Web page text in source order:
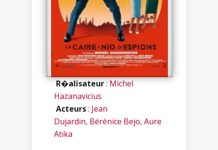
R�alisateur:Michel
Hazanavicius
Acteurs: Jean
Dujardin, Bérénice Bejo, Aure
Atika